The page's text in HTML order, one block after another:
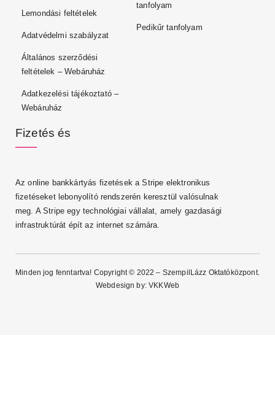
Lemondási feltételek
Adatvédelmi szabályzat
Általános szerződési
feltételek – Webáruház
Adatkezelési tájékoztató –
Webáruház
tanfolyam
Pedikűr tanfolyam
Fizetés és
Az online bankkártyás fizetések a Stripe elektronikus
fizetéseket lebonyolító rendszerén keresztül valósulnak
meg. A Stripe egy technológiai vállalat, amely gazdasági
infrastruktúrát épít az internet számára.
Minden jog fenntartva! Copyright © 2022 – SzempilLázz Oktatóközpont.
Webdesign by:VKKWeb